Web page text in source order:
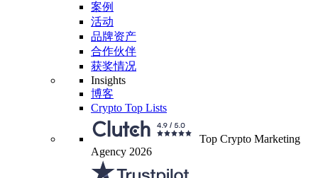
案例
活动
品牌资产
合作伙伴
获奖情况
Insights
博客
Crypto Top Lists
Top Crypto Marketing
Agency 2026